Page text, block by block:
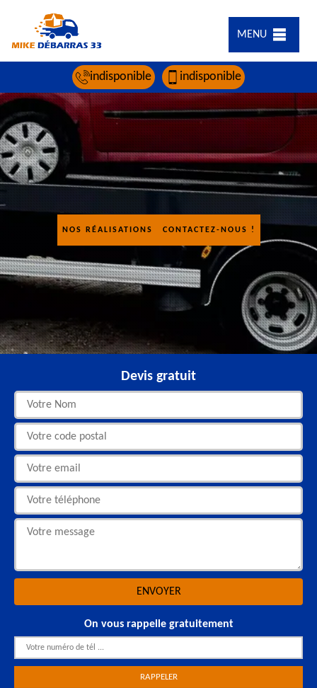
MENU
indisponible indisponible
NOS RÉALISATIONS CONTACTEZ-NOUS !
Devis gratuit
On vous rappelle gratuitement